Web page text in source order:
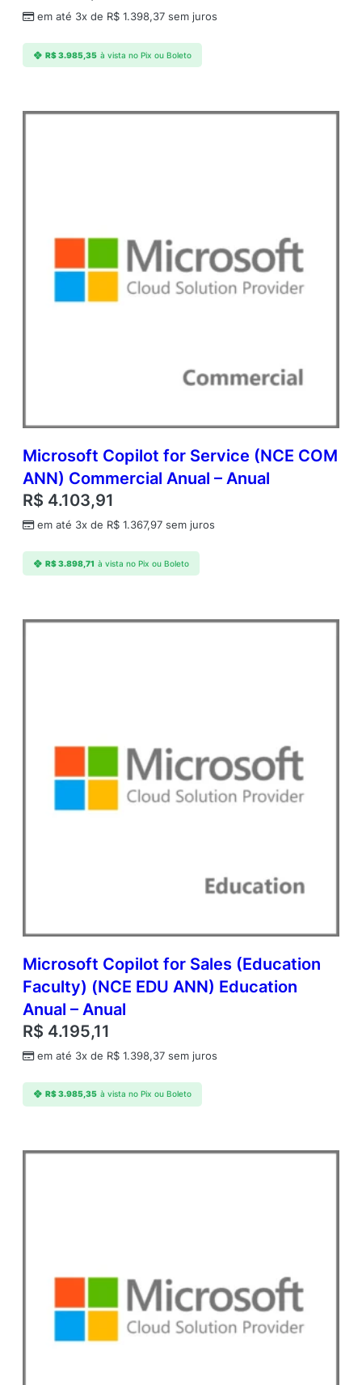
n
i
d
e
em até 3x de R$ 1.398,37 sem juros
R$3.985,35 à vista no Pix ou Boleto
Microsoft Copilot for Service (NCE COM
ANN) Commercial Anual – Anual
R$ 4.103,91
em até 3x de R$ 1.367,97 sem juros
R$3.898,71 à vista no Pix ou Boleto
Microsoft Copilot for Sales (Education
Faculty) (NCE EDU ANN) Education
Anual – Anual
R$ 4.195,11
em até 3x de R$ 1.398,37 sem juros
R$3.985,35 à vista no Pix ou Boleto